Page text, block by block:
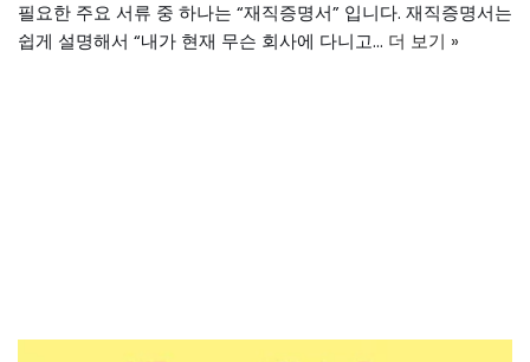
필요한 주요 서류 중 하나는 “재직증명서” 입니다. 재직증명서는
쉽게 설명해서 “내가 현재 무슨 회사에 다니고… 더 보기 »